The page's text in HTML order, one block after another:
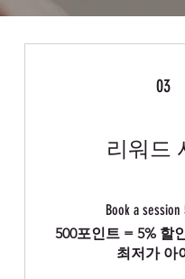
03
리워드
Book a
500포인트 = 5% 할
최저가 아